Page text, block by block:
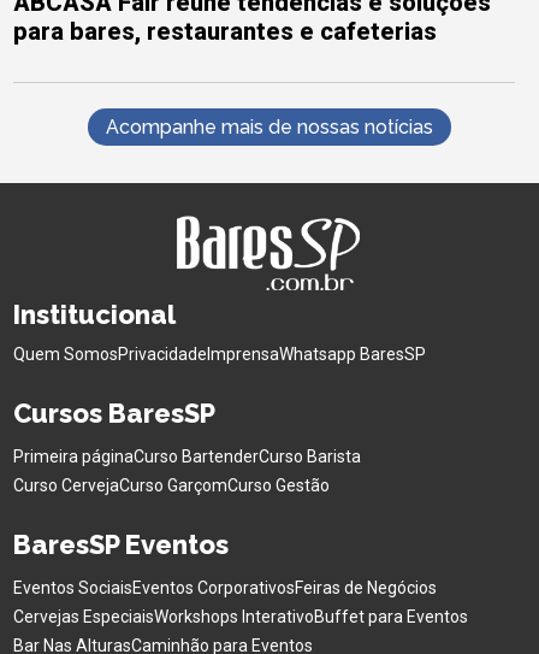
para bares, restaurantes e cafeterias
Acompanhe mais de nossas notícias
Institucional
Quem SomosPrivacidade ImprensaWhatsapp BaresSP
Cursos BaresSP
Primeira páginaCurso BartenderCurso Barista
Curso CervejaCurso GarçomCurso Gestão
BaresSP Eventos
Eventos SociaisEventos CorporativosFeiras de Negócios
Cervejas EspeciaisWorkshops InterativoBuffet para Eventos
Bar Nas AlturasCaminhão para Eventos